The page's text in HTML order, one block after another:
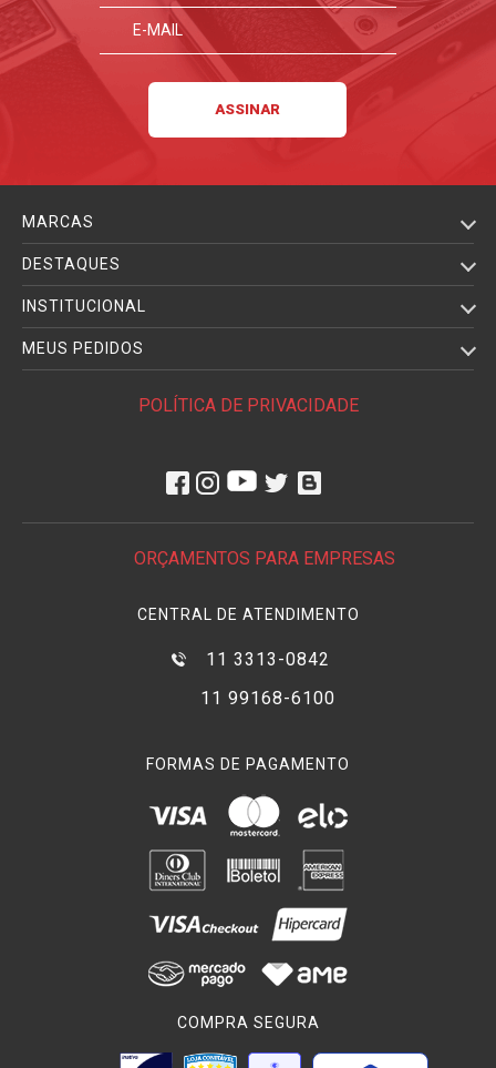
MARCAS
DESTAQUES
INSTITUCIONAL
MEUS PEDIDOS
POLÍTICA DE PRIVACIDADE
ORÇAMENTOS PARA EMPRESAS
CENTRAL DE ATENDIMENTO
11 3313-0842
11 99168-6100
FORMAS DE PAGAMENTO
COMPRA SEGURA